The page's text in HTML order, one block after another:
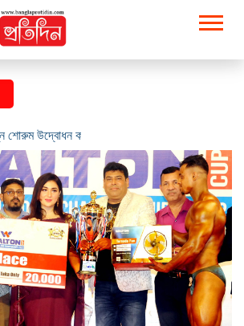
শোরুম উদ্বোধন করেন বুবলী-গৌতম-বারিশ